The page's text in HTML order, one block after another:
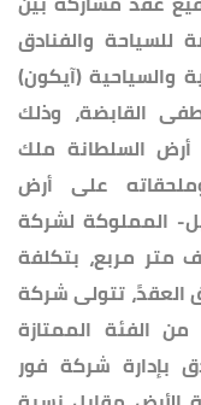
للسياحة والفنادق
والسياحية (آيكون)
القابضة، وذلك
5 نجوم على أرض السلطانة ملك
على أرض
المملوكة لشركة
- التي تبلغ مساحتها 21.4 الف متر مربع، بتكلفة
جنيه. ووفق العقدً، تتولى شركة
الفئة الممتازة
بإدارة شركة فور